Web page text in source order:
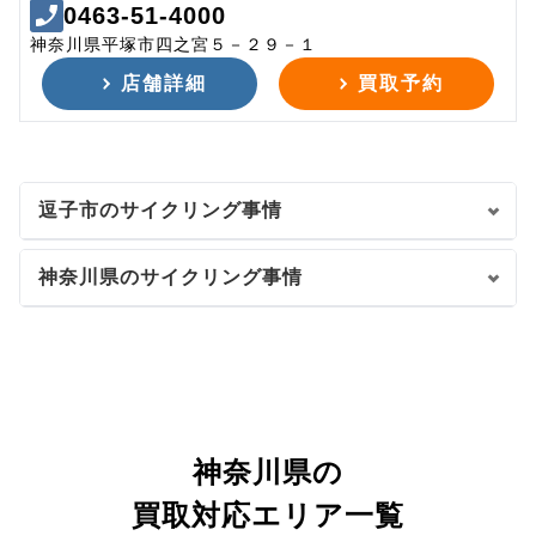
0463-51-4000
神奈川県平塚市四之宮５－２９－１
店舗詳細 買取予約
逗子市のサイクリング事情
神奈川県のサイクリング事情
神奈川県の
買取対応エリア一覧